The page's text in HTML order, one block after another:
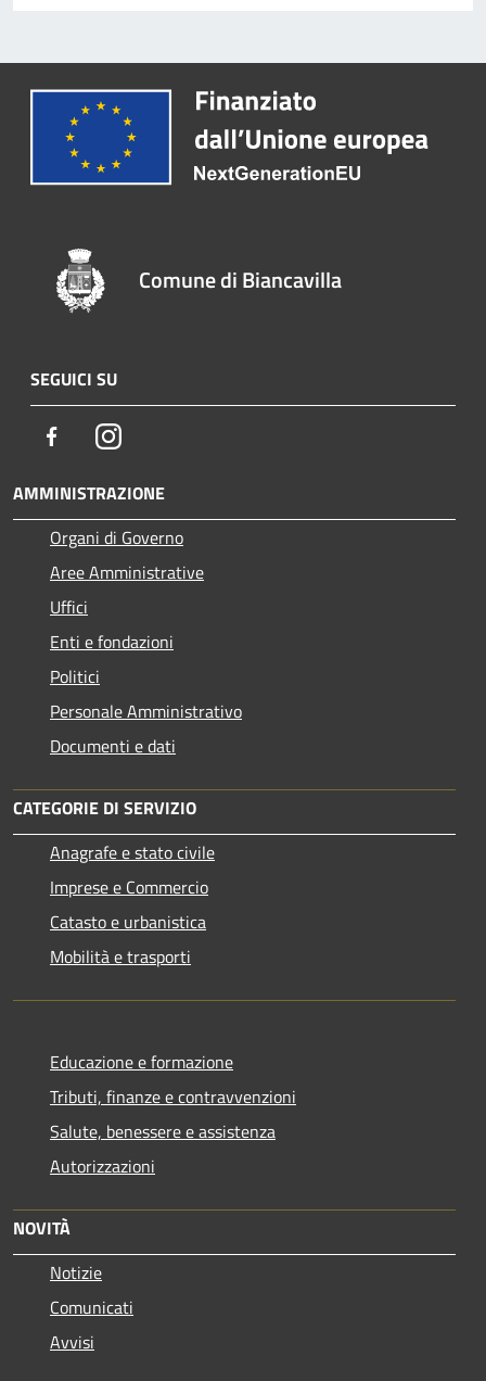
Comune di Biancavilla
SEGUICI SU
FacebookInstagram
AMMINISTRAZIONE
Organi di Governo
Aree Amministrative
Uffici
Enti e fondazioni
Politici
Personale Amministrativo
Documenti e dati
CATEGORIE DI SERVIZIO
Anagrafe e stato civile
Imprese e Commercio
Catasto e urbanistica
Mobilità e trasporti
Educazione e formazione
Tributi, finanze e contravvenzioni
Salute, benessere e assistenza
Autorizzazioni
NOVITÀ
Notizie
Comunicati
Avvisi